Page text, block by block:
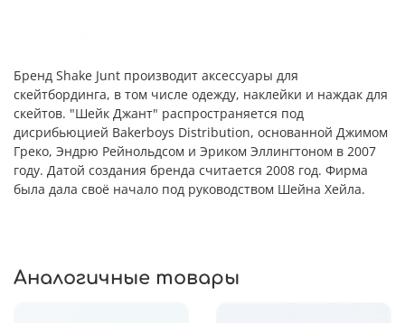
Бренд Shake Junt производит аксессуары для
скейтбординга, в том числе одежду, наклейки и наждак для
скейтов. "Шейк Джант" распространяется под
дисрибьюцией Bakerboys Distribution, основанной Джимом
Греко, Эндрю Рейнольдсом и Эриком Эллингтоном в 2007
году. Датой создания бренда считается 2008 год. Фирма
была дала своё начало под руководством Шейна Хейла.
Аналогичные товары